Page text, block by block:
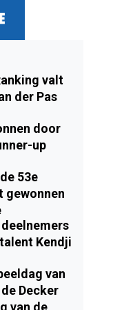
valt
der Pas
door
up
53e
gewonnen
Kendji
van
Decker